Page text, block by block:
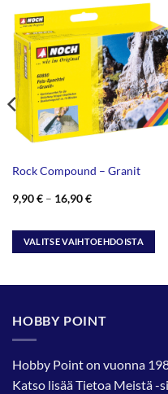
Rock Compound – Granit
9,90€ – 16,90€Hintaluokka:
16,90 €
VALITSE VAIHTOEHDOISTA
muunnelma.
tehdä
valinnat
HOBBY POINT
Hobby Point on vuonna
Katso lisääTietoa Meistä-